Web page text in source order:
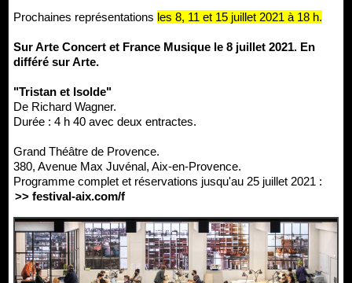
Prochaines représentations les 8, 11 et 15 juillet 2021 à 18 h.
Sur Arte Concert et France Musique le 8 juillet 2021. En
différé sur Arte.
"Tristan et Isolde"
De Richard Wagner.
Durée : 4 h 40 avec deux entractes.
Grand Théâtre de Provence.
380, Avenue Max Juvénal, Aix-en-Provence.
Programme complet et réservations jusqu'au 25 juillet 2021 :
>> festival-aix.com/f